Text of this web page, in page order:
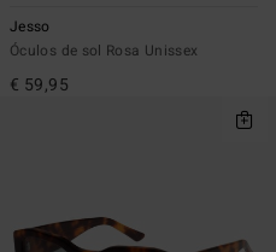
Jesso
Óculos de sol Rosa Unissex
€ 59,95